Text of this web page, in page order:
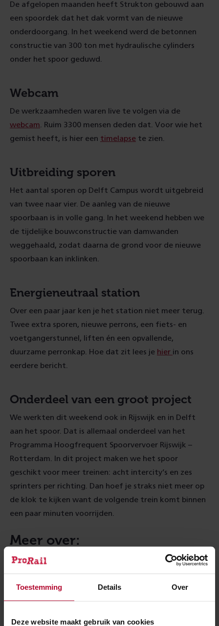
Toestemming Details Over
Deze website maakt gebruik van cookies
De afgelopen maanden heeft Strukton gebouwd aan
een spoordek dat het dak vormt van de nieuwe
onderdoorgang. In het weekend werd de betonnen
constructie van 300 ton met hydraulische cylinders
onder het spoor geduwd.
Webcam
De werkzaamheden waren live te volgen via de
webcam . Ruim 3300 mensen deden dat. Voor wie het
gemist heeft, is hier een timelapse te zien.
Uitbreiding sporen
Het aantal sporen op Delft Campus wordt uitgebreid
van twee naar vier. De aanleg van de nieuwe
spoorbaan is in volle gang. In het weekend hebben we
de tijdelijke bouwconstructie van damwanden
weggehaald, zodat daarna de grond voor de nieuwe
spoorbaan kan inklinken.
Energieneutraal station
Over een paar jaar ken je het station niet meer terug.
Twee extra sporen, nieuwe perrons, een fiets- en
voetgangerstunnel, liften én een opvallende,
duurzame perronkap. Hoe dat zit lees je hier in ons
eerdere bericht.
Onderdeel van een groot project
We werkten dit weekend ook in Rijswijk en in Delft
aan het spoor. Dat is allemaal onderdeel van het
Programma Hoogfrequent Spoorvervoer Rijswijk –
Rotterdam. In dit project maken we het spoor
geschikt voor meer treinen: acht intercity’s en zes
sprinters per richting. Dan hoef je straks niet meer op
de klok te kijken want de volgende trein komt binnen
een paar minuten voorrijden.
Meer over:
Werkzaamheden
Meer nieuws